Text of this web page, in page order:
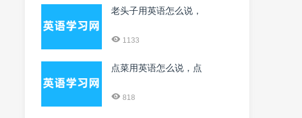
老头子用英语怎么说，
1133
点菜用英语怎么说，点
818